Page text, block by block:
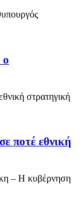
ο
ποτέ εθνική